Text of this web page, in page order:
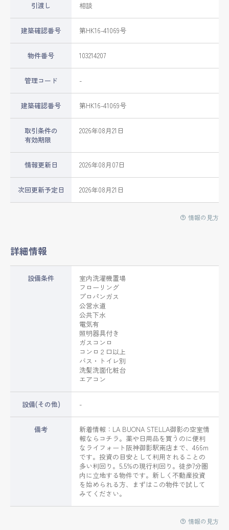
引渡し 相談
建築確認番号 第HK16-41069号
物件番号 103214207
管理コード -
建築確認番号 第HK16-41069号
取引条件の
有効期限
2026年08月21日
情報更新日 2026年08月07日
次回更新予定日 2026年08月21日
情報の見方
詳細情報
設備条件
室内洗濯機置場
フローリング
プロパンガス
公営水道
公共下水
電気有
照明器具付き
ガスコンロ
コンロ２口以上
バス・トイレ別
洗髪洗面化粧台
エアコン
設備(その他) -
備考
新着情報：LA BUONA STELLA御影の空室情
報ならコチラ。薬や日用品を買うのに便利
なライフォート阪神御影駅南店まで、466m
です。投資の目安として利用されることの
多い利回り。5.5%の現行利回り。徒歩7分圏
内に立地する物件です。新しく不動産投資
を始められる方、まずはこの物件で試して
みてください。
情報の見方